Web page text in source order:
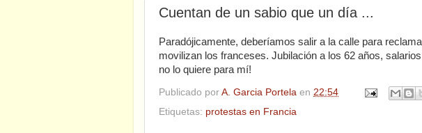
Cuentan de un sabio que un día ...
Paradójicamente, deberíamos salir a la calle para
movilizan los franceses. Jubilación a los 62 años,
no lo quiere para mí!
Publicado por A. Garcia Portela en 22:54
Etiquetas: protestas en Francia